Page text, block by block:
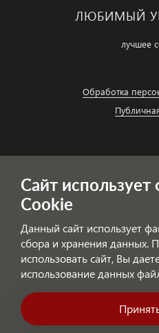
ЛЮБИМЫЙ
лучшее
Обработка
© ЛЮБИМЫЙ УМНЫЙ ДОМ —
Сайт
Cookie
Данный сайт использует
сбора и хранения данных.
использовать сайт, Вы
использование данных